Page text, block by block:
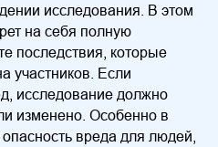
исследования. В этом
на себя полную
последствия, которые
участников. Если
исследование должно
изменено. Особенно в
вреда для людей,